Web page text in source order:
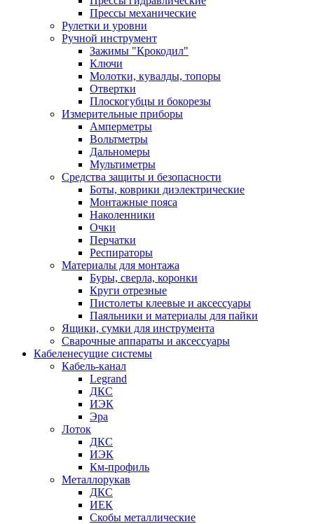
Прессы механические
Рулетки и уровни
Ручной инструмент
Зажимы "Крокодил"
Ключи
Молотки, кувалды, топоры
Отвертки
Плоскогубцы и бокорезы
Измерительные приборы
Амперметры
Вольтметры
Дальномеры
Мультиметры
Средства защиты и безопасности
Боты, коврики диэлектрические
Монтажные пояса
Наколенники
Очки
Перчатки
Респираторы
Материалы для монтажа
Буры, сверла, коронки
Круги отрезные
Пистолеты клеевые и аксессуары
Паяльники и материалы для пайки
Ящики, сумки для инструмента
Сварочные аппараты и аксессуары
Кабеленесущие системы
Кабель-канал
Legrand
ДКС
ИЭК
Эра
Лоток
ДКС
ИЭК
Км-профиль
Металлорукав
ДКС
ИЕК
Скобы металлические